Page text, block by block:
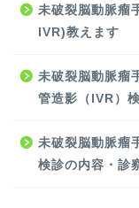
未破裂脳動脈瘤
IVR)教えます
未破裂脳動脈瘤
管造影（IVR）
未破裂脳動脈瘤
検診の内容・診